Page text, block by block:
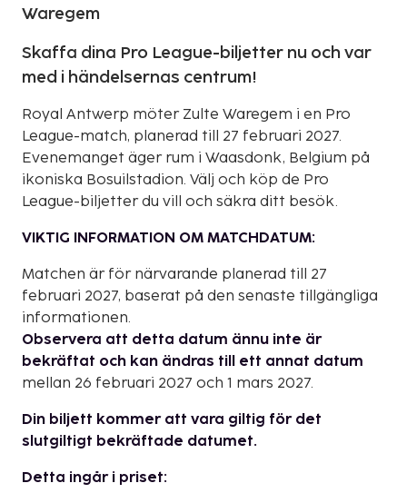
Waregem
Skaffa dina Pro League-biljetter nu och var
med i händelsernas centrum!
Royal Antwerp möter Zulte Waregem i en Pro
League-match, planerad till 27 februari 2027.
Evenemanget äger rum i Waasdonk, Belgium på
ikoniska Bosuilstadion. Välj och köp de Pro
League-biljetter du vill och säkra ditt besök.
VIKTIG INFORMATION OM MATCHDATUM:
Matchen är för närvarande planerad till 27
februari 2027, baserat på den senaste tillgängliga
informationen.
Observera att detta datum ännu inte är
bekräftat och kan ändras till ett annat datum
mellan 26 februari 2027 och 1 mars 2027.
Din biljett kommer att vara giltig för det
slutgiltigt bekräftade datumet.
Detta ingår i priset: